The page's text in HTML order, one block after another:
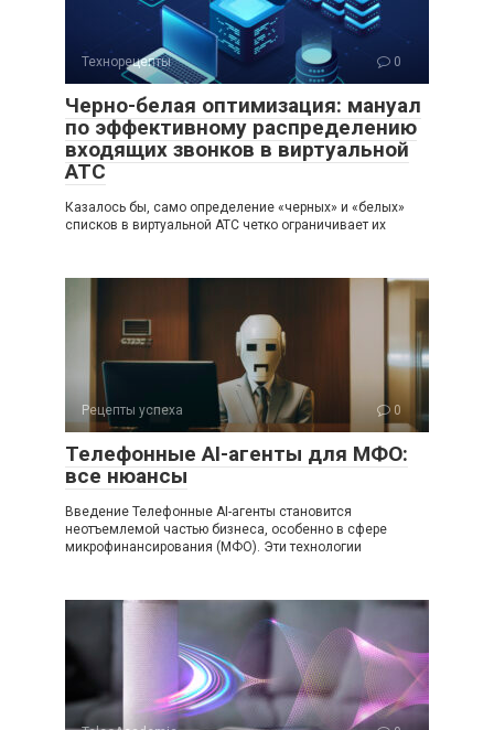
Технорецепты 0
Черно-белая оптимизация: мануал
по эффективному распределению
входящих звонков в виртуальной
АТС
Казалось бы, само определение «черных» и «белых»
списков в виртуальной АТС четко ограничивает их
Рецепты успеха 0
Телефонные AI-агенты для МФО:
все нюансы
Введение Телефонные AI-агенты становится
неотъемлемой частью бизнеса, особенно в сфере
микрофинансирования (МФО). Эти технологии